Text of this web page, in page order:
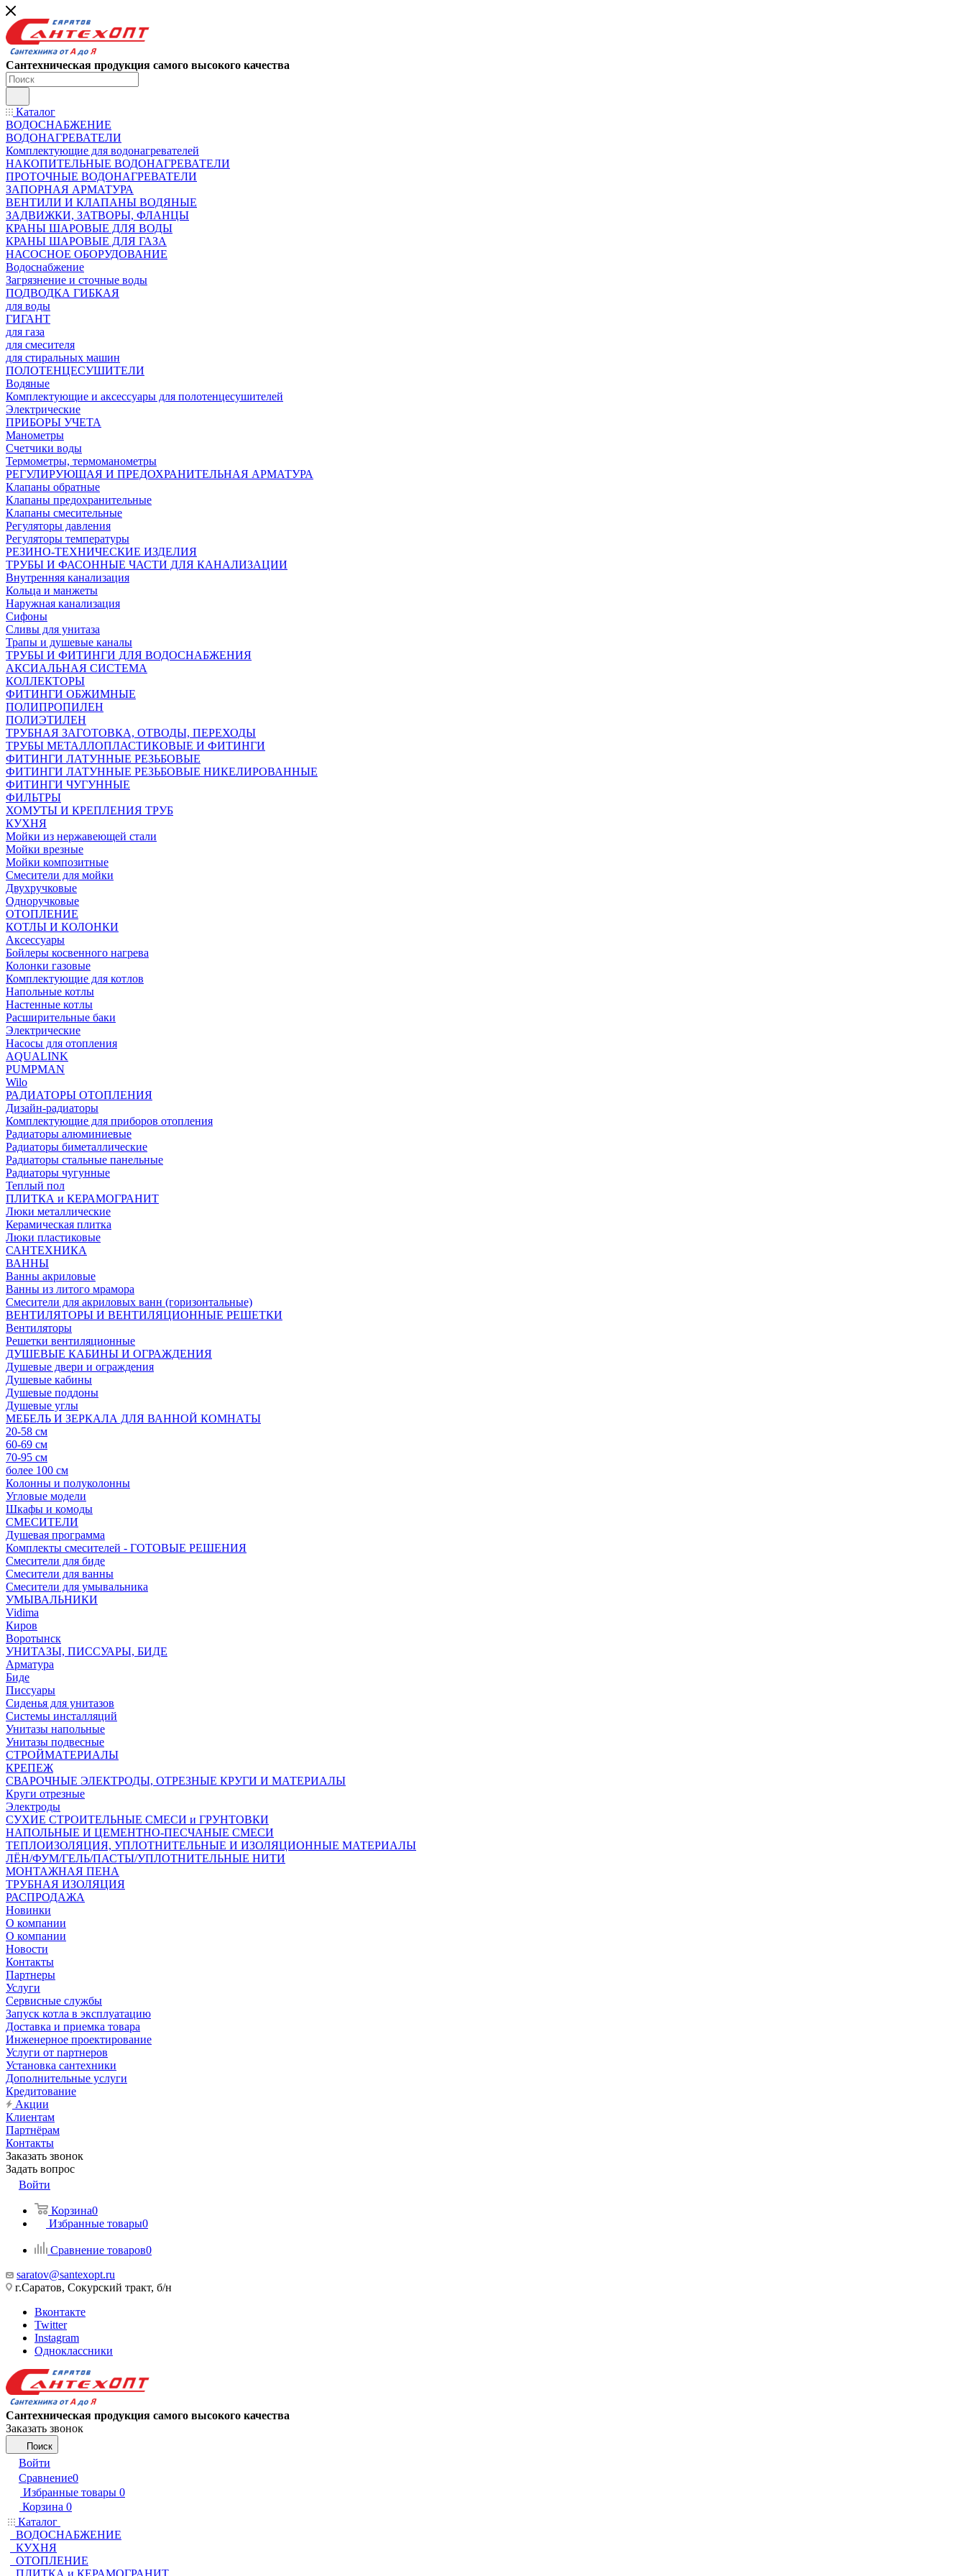
Сантехническая продукция самого высокого качества
Каталог
ВОДОСНАБЖЕНИЕ
ВОДОНАГРЕВАТЕЛИ
Комплектующие для водонагревателей
НАКОПИТЕЛЬНЫЕ ВОДОНАГРЕВАТЕЛИ
ПРОТОЧНЫЕ ВОДОНАГРЕВАТЕЛИ
ЗАПОРНАЯ АРМАТУРА
ВЕНТИЛИ И КЛАПАНЫ ВОДЯНЫЕ
ЗАДВИЖКИ, ЗАТВОРЫ, ФЛАНЦЫ
КРАНЫ ШАРОВЫЕ ДЛЯ ВОДЫ
КРАНЫ ШАРОВЫЕ ДЛЯ ГАЗА
НАСОСНОЕ ОБОРУДОВАНИЕ
Водоснабжение
Загрязнение и сточные воды
ПОДВОДКА ГИБКАЯ
для воды
ГИГАНТ
для газа
для смесителя
для стиральных машин
ПОЛОТЕНЦЕСУШИТЕЛИ
Водяные
Комплектующие и аксессуары для полотенцесушителей
Электрические
ПРИБОРЫ УЧЕТА
Манометры
Счетчики воды
Термометры, термоманометры
РЕГУЛИРУЮЩАЯ И ПРЕДОХРАНИТЕЛЬНАЯ АРМАТУРА
Клапаны обратные
Клапаны предохранительные
Клапаны смесительные
Регуляторы давления
Регуляторы температуры
РЕЗИНО-ТЕХНИЧЕСКИЕ ИЗДЕЛИЯ
ТРУБЫ И ФАСОННЫЕ ЧАСТИ ДЛЯ КАНАЛИЗАЦИИ
Внутренняя канализация
Кольца и манжеты
Наружная канализация
Сифоны
Сливы для унитаза
Трапы и душевые каналы
ТРУБЫ И ФИТИНГИ ДЛЯ ВОДОСНАБЖЕНИЯ
АКСИАЛЬНАЯ СИСТЕМА
КОЛЛЕКТОРЫ
ФИТИНГИ ОБЖИМНЫЕ
ПОЛИПРОПИЛЕН
ПОЛИЭТИЛЕН
ТРУБНАЯ ЗАГОТОВКА, ОТВОДЫ, ПЕРЕХОДЫ
ТРУБЫ МЕТАЛЛОПЛАСТИКОВЫЕ И ФИТИНГИ
ФИТИНГИ ЛАТУННЫЕ РЕЗЬБОВЫЕ
ФИТИНГИ ЛАТУННЫЕ РЕЗЬБОВЫЕ НИКЕЛИРОВАННЫЕ
ФИТИНГИ ЧУГУННЫЕ
ФИЛЬТРЫ
ХОМУТЫ И КРЕПЛЕНИЯ ТРУБ
КУХНЯ
Мойки из нержавеющей стали
Мойки врезные
Мойки композитные
Смесители для мойки
Двухручковые
Одноручковые
ОТОПЛЕНИЕ
КОТЛЫ И КОЛОНКИ
Аксессуары
Бойлеры косвенного нагрева
Колонки газовые
Комплектующие для котлов
Напольные котлы
Настенные котлы
Расширительные баки
Электрические
Насосы для отопления
AQUALINK
PUMPMAN
Wilo
РАДИАТОРЫ ОТОПЛЕНИЯ
Дизайн-радиаторы
Комплектующие для приборов отопления
Радиаторы алюминиевые
Радиаторы биметаллические
Радиаторы стальные панельные
Радиаторы чугунные
Теплый пол
ПЛИТКА и КЕРАМОГРАНИТ
Люки металлические
Керамическая плитка
Люки пластиковые
САНТЕХНИКА
ВАННЫ
Ванны акриловые
Ванны из литого мрамора
Смесители для акриловых ванн (горизонтальные)
ВЕНТИЛЯТОРЫ И ВЕНТИЛЯЦИОННЫЕ РЕШЕТКИ
Вентиляторы
Решетки вентиляционные
ДУШЕВЫЕ КАБИНЫ И ОГРАЖДЕНИЯ
Душевые двери и ограждения
Душевые кабины
Душевые поддоны
Душевые углы
МЕБЕЛЬ И ЗЕРКАЛА ДЛЯ ВАННОЙ КОМНАТЫ
20-58 см
60-69 см
70-95 см
более 100 см
Колонны и полуколонны
Угловые модели
Шкафы и комоды
СМЕСИТЕЛИ
Душевая программа
Комплекты смесителей - ГОТОВЫЕ РЕШЕНИЯ
Смесители для биде
Смесители для ванны
Смесители для умывальника
УМЫВАЛЬНИКИ
Vidima
Киров
Воротынск
УНИТАЗЫ, ПИССУАРЫ, БИДЕ
Арматура
Биде
Писсуары
Сиденья для унитазов
Системы инсталляций
Унитазы напольные
Унитазы подвесные
СТРОЙМАТЕРИАЛЫ
КРЕПЕЖ
СВАРОЧНЫЕ ЭЛЕКТРОДЫ, ОТРЕЗНЫЕ КРУГИ И МАТЕРИАЛЫ
Круги отрезные
Электроды
СУХИЕ СТРОИТЕЛЬНЫЕ СМЕСИ и ГРУНТОВКИ
НАПОЛЬНЫЕ И ЦЕМЕНТНО-ПЕСЧАНЫЕ СМЕСИ
ТЕПЛОИЗОЛЯЦИЯ, УПЛОТНИТЕЛЬНЫЕ И ИЗОЛЯЦИОННЫЕ МАТЕРИАЛЫ
ЛЁН/ФУМ/ГЕЛЬ/ПАСТЫ/УПЛОТНИТЕЛЬНЫЕ НИТИ
МОНТАЖНАЯ ПЕНА
ТРУБНАЯ ИЗОЛЯЦИЯ
РАСПРОДАЖА
Новинки
О компании
О компании
Новости
Контакты
Партнеры
Услуги
Сервисные службы
Запуск котла в эксплуатацию
Доставка и приемка товара
Инженерное проектирование
Услуги от партнеров
Установка сантехники
Дополнительные услуги
Кредитование
Акции
Клиентам
Партнёрам
Контакты
Заказать звонок
Задать вопрос
Войти
Корзина0
Избранные товары0
Сравнение товаров0
saratov@santexopt.ru
г.Саратов, Сокурский тракт, б/н
Вконтакте
Twitter
Instagram
Одноклассники
Сантехническая продукция самого высокого качества
Заказать звонок
Поиск
Войти
Сравнение0
Избранные товары 0
Корзина 0
Каталог
ВОДОСНАБЖЕНИЕ
КУХНЯ
ОТОПЛЕНИЕ
ПЛИТКА и КЕРАМОГРАНИТ